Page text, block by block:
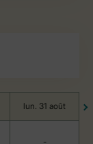
lun. 31 août
-